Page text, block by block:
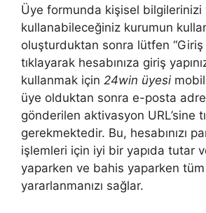
Üye formunda kişisel bilgilerinizi
kullanabileceğiniz kurumun
oluşturduktan sonra lütfen “Giriş
tıklayarak hesabınıza giriş
kullanmak için 24win üyesi
üye olduktan sonra e-posta
gönderilen aktivasyon URL’sine
gerekmektedir. Bu, hesabınızı
işlemleri için iyi bir yapıda tutar
yaparken ve bahis yaparken
yararlanmanızı sağlar.